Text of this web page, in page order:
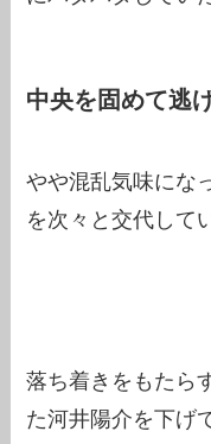
中央を固めて逃
やや混乱気味にな
を次々と交代して
落ち着きをもたら
た河井陽介を下げ